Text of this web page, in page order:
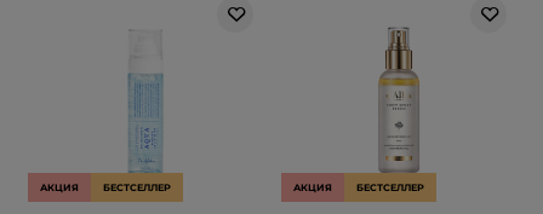
АКЦИЯ БЕСТСЕЛЛЕР АКЦИЯ БЕСТСЕЛЛЕР